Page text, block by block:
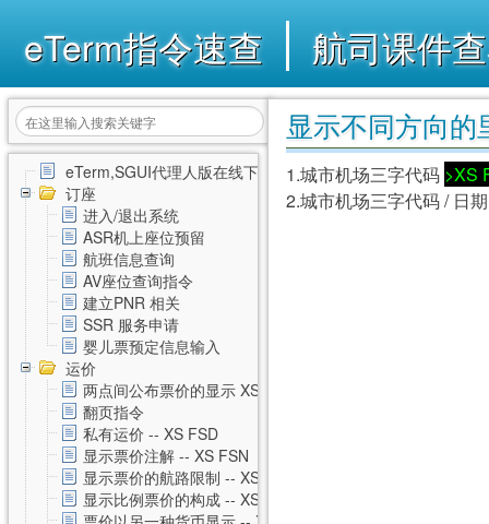
eTerm指令速查 航司课件
eTerm,SGUI代理人版在线下载
订座
进入/退出系统
ASR机上座位预留
航班信息查询
AV座位查询指令
建立PNR 相关
SSR 服务申请
婴儿票预定信息输入
运价
两点间公布票价的显示 XS FSD
翻页指令
私有运价 -- XS FSD
显示票价注解 -- XS FSN
显示票价的航路限制 -- XS FSL
显示比例票价的构成 -- XS FXH
显示不同方向
1.城市机场三字代码 >XS
2.城市机场三字代码 / 日